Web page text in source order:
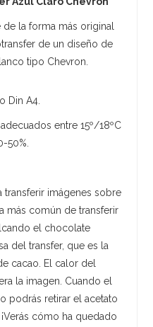
la forma más original
de un diseño de
tipo Chevron.
Din A4.
entre 15º/18ºC
50%.
transferir imágenes sobre
más común de transferir
el chocolate
del transfer, que es la
cacao. El calor del
la imagen. Cuando el
podrás retirar el acetato
cómo ha quedado